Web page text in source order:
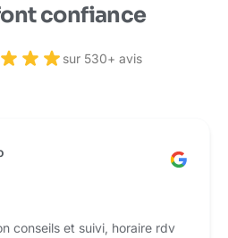
confiance
sur 530+ avis
conseils et suivi, horaire rdv